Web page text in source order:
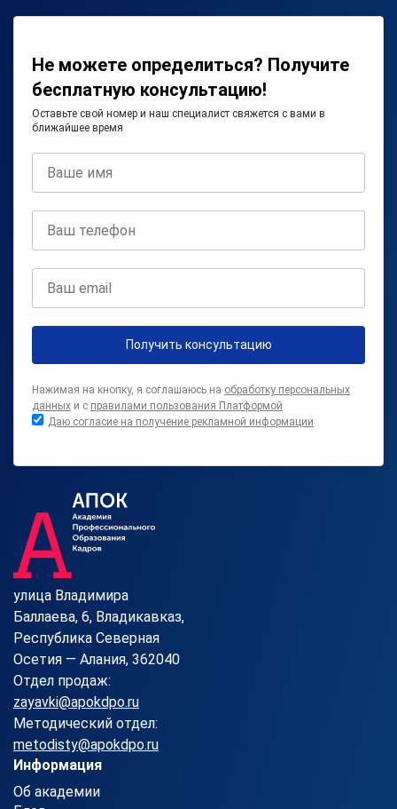
Не можете определиться? Получите
бесплатную консультацию!
Оставьте свой номер и наш специалист свяжется с вами в
ближайшее время
Получить консультацию
Нажимая на кнопку, я соглашаюсь на обработку персональных
данных и с правилами пользования Платформой
Даю согласие на получение рекламной информации
улица Владимира
Баллаева, 6, Владикавказ,
Республика Северная
Осетия — Алания, 362040
Отдел продаж:
zayavki@apokdpo.ru
Методический отдел:
metodisty@apokdpo.ru
Информация
Об академии